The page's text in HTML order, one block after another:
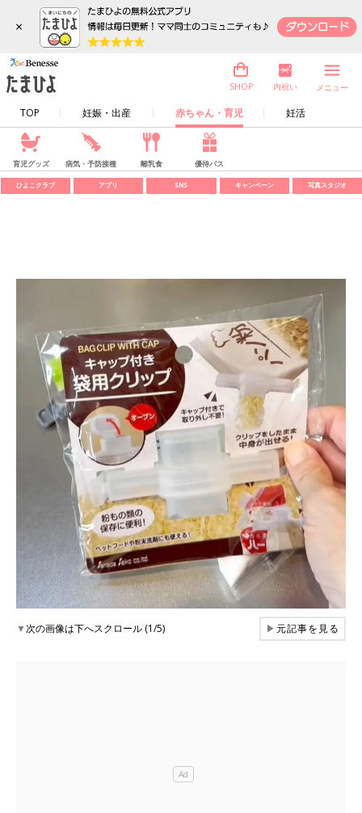
×
TOP 妊娠・出産 赤ちゃん・育児 妊活
SHOP 内祝い メニュー
育児グッズ 病気・予防接種 離乳食 優待パス
ひよこクラブ アプリ SNS キャンペーン 写真スタジオ
▼次の画像は下へスクロール (1/5) ▶元記事を見る